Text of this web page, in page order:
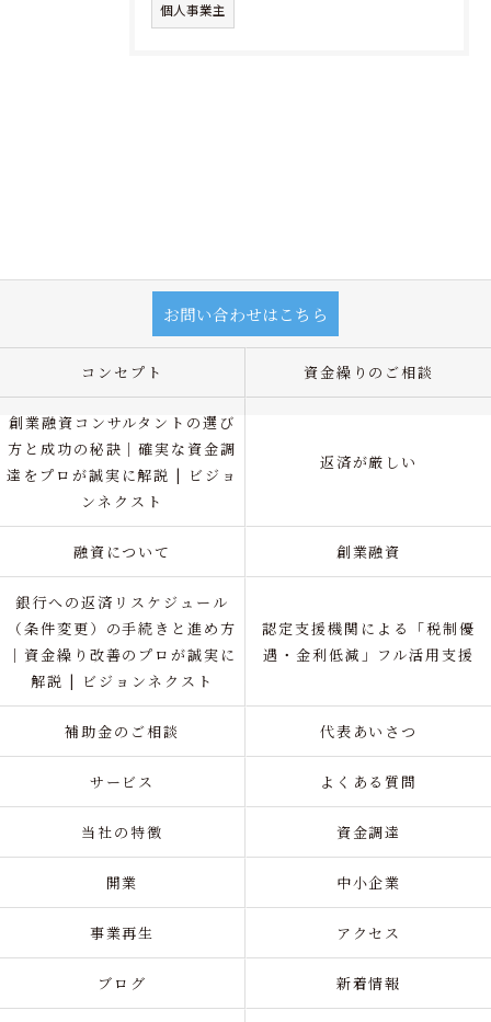
個人事業主
お問い合わせはこちら
コンセプト 資金繰りのご相談
創業融資コンサルタントの選び
方と成功の秘訣｜確実な資金調
達をプロが誠実に解説 | ビジョ
ンネクスト
返済が厳しい
融資について 創業融資
銀行への返済リスケジュール
（条件変更）の手続きと進め方
｜資金繰り改善のプロが誠実に
解説 | ビジョンネクスト
認定支援機関による「税制優
遇・金利低減」フル活用支援
補助金のご相談 代表あいさつ
サービス よくある質問
当社の特徴 資金調達
開業 中小企業
事業再生 アクセス
ブログ 新着情報